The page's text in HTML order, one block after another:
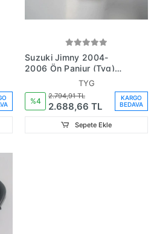
Suzuki Jimny 2004-
2006 Ön Panjur (Tyg)
No:7211281A005Pk)
TYG
%4
2.794,91 TL
2.688,66 TL
KARGO
BEDAVA
Sepete Ekle